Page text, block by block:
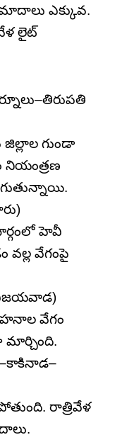
ఎక్కువ.
లైట్‌
జిల్లాల గుండా
నియంత్రణ
హెవీ
వల్ల వేగంపై
వేగం
మార్చింది.
రాత్రివేళ